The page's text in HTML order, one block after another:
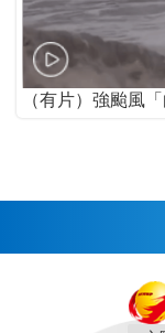
（有片）強颱風